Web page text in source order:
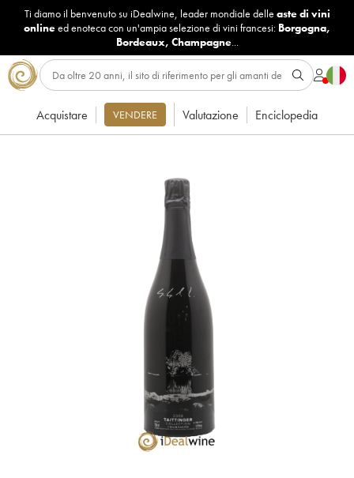
Ti diamo il benvenuto su iDealwine, leader mondiale delle aste di vini
onlineed enoteca con un'ampia selezione di vini francesi: Borgogna,
Bordeaux, Champagne...
Acquistare VENDERE Valutazione Enciclopedia